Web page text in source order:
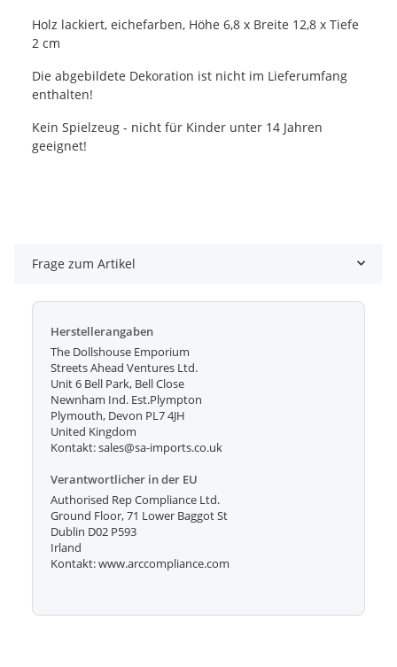
Holz lackiert, eichefarben, Höhe 6,8 x Breite 12,8 x Tiefe
2 cm
Die abgebildete Dekoration ist nicht im Lieferumfang
enthalten!
Kein Spielzeug - nicht für Kinder unter 14 Jahren
geeignet!
Frage zum Artikel
Herstellerangaben
The Dollshouse Emporium
Streets Ahead Ventures Ltd.
Unit 6 Bell Park, Bell Close
Newnham Ind. Est.Plympton
Plymouth, Devon PL7 4JH
United Kingdom
Kontakt: sales@sa-imports.co.uk
Verantwortlicher in der EU
Authorised Rep Compliance Ltd.
Ground Floor, 71 Lower Baggot St
Dublin D02 P593
Irland
Kontakt: www.arccompliance.com